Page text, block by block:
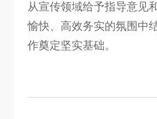
从宣传领域给予指导意见
愉快、高效务实的氛围中
作奠定坚实基础。